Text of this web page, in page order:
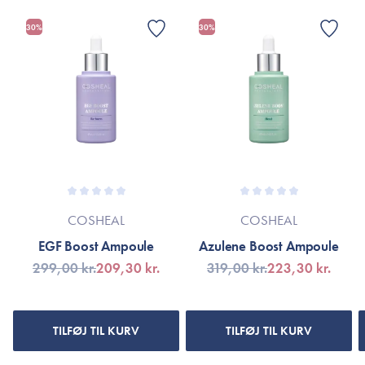
Hexapeptide-44, sh-Oligopeptide-1, sh-Polypeptide-1, sh-
Polypeptide-16, sh-Polypeptide-4
*Ingredienslisten kan muligvis være ændret grundet løbende
produktforbedringer.
Er dette tilfældet henvises til produktemballage eller til
mærket’s officielle hjemmeside.
30%
COSHEAL
EGF Boost Ampoule
299,00 kr.209,30 kr.
TILFØJ TIL KURV
30%
COSHEAL
Azulene Boost Ampoule
319,00 kr.223,30 kr.
TILFØJ TIL KURV